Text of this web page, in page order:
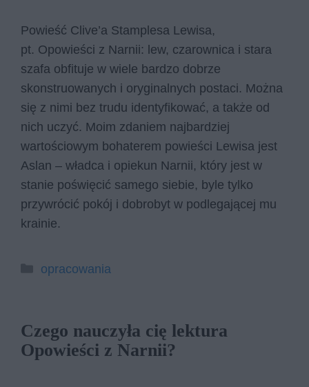
Powieść Clive’a Stamplesa Lewisa,
pt. Opowieści z Narnii: lew, czarownica i stara
szafa obfituje w wiele bardzo dobrze
skonstruowanych i oryginalnych postaci. Można
się z nimi bez trudu identyfikować, a także od
nich uczyć. Moim zdaniem najbardziej
wartościowym bohaterem powieści Lewisa jest
Aslan – władca i opiekun Narnii, który jest w
stanie poświęcić samego siebie, byle tylko
przywrócić pokój i dobrobyt w podlegającej mu
krainie.
Kategorie
opracowania
Czego nauczyła cię lektura
Opowieści z Narnii?